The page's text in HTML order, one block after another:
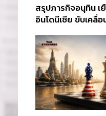
สรุปภารกิจอนุทิน เ
อินโดนีเซีย ขับเคลื่
ส่วนยุทธศาสตร์ไท
อินโดนีเซีย